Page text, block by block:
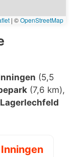
| ©OpenStreetMap
(5,5
(7,6 km),
Lagerlechfeld
Inningen